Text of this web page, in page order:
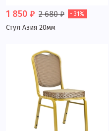
1 850 ₽ 2 680 ₽ - 31%
Стул Азия 20мм